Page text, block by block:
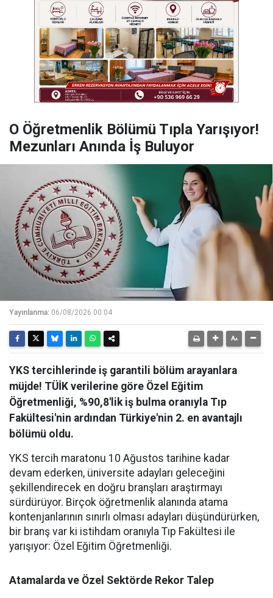
O Öğretmenlik Bölümü Tıpla Yarışıyor!
Mezunları Anında İş Buluyor
Yayınlanma: 06/08/2026 00:04
YKS tercihlerinde iş garantili bölüm arayanlara
müjde! TÜİK verilerine göre Özel Eğitim
Öğretmenliği, %90,8'lik iş bulma oranıyla Tıp
Fakültesi'nin ardından Türkiye'nin 2. en avantajlı
bölümü oldu.
YKS tercih maratonu 10 Ağustos tarihine kadar
devam ederken, üniversite adayları geleceğini
şekillendirecek en doğru branşları araştırmayı
sürdürüyor. Birçok öğretmenlik alanında atama
kontenjanlarının sınırlı olması adayları düşündürürken,
bir branş var ki istihdam oranıyla Tıp Fakültesi ile
yarışıyor: Özel Eğitim Öğretmenliği.
Atamalarda ve Özel Sektörde Rekor Talep